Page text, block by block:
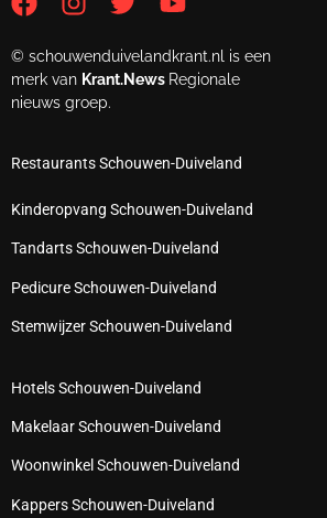
© schouwenduivelandkrant.nl is een
merk van Krant.News Regionale
nieuws groep.
Restaurants Schouwen-Duiveland
Kinderopvang Schouwen-Duiveland
Tandarts Schouwen-Duiveland
Pedicure Schouwen-Duiveland
Stemwijzer Schouwen-Duiveland
Hotels Schouwen-Duiveland
Makelaar Schouwen-Duiveland
Woonwinkel Schouwen-Duiveland
Kappers Schouwen-Duiveland